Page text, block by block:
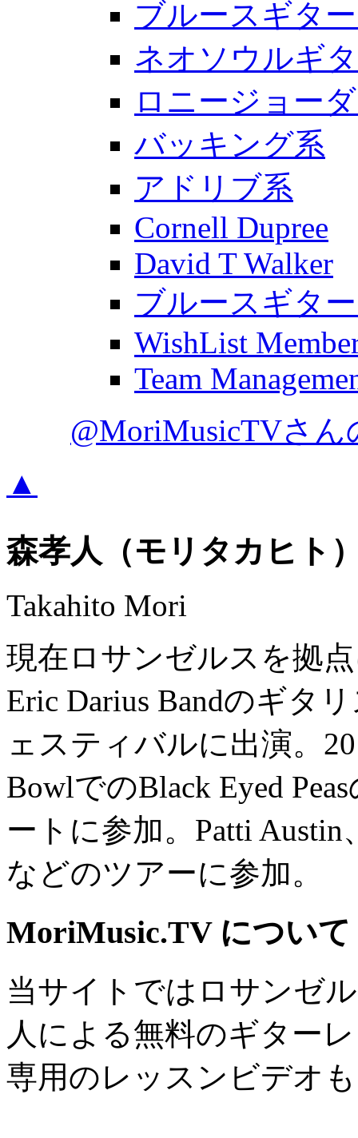
ブルースギタ
ネオソウルギ
ロニージョー
バッキング系
アドリブ系
Cornell Dupree
David T Walker
ブルースギタ
WishList
Team
@MoriMusicTVさ
▲
森孝人（モリタカヒト
Takahito Mori
現在ロサンゼルスを拠
Eric Darius Bandのギタ
ェスティバルに出演。
BowlでのBlack Eyed
ートに参加。Patti Austin
などのツアーに参加。
MoriMusic.TV について
当サイトではロサンゼ
人による無料のギター
専用のレッスンビデオ